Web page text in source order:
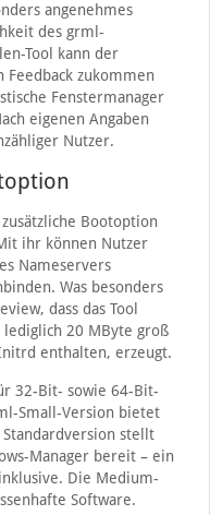
angenehmes
des grml-
Tool kann der
Feedback zukommen
Fenstermanager
eigenen Angaben
Nutzer.
Bootoption
ihr können Nutzer
Nameservers
Was besonders
dass das Tool
20 MByte groß
enthalten, erzeugt.
32-Bit- sowie 64-Bit-
Small-Version bietet
stellt
Manager bereit – ein
Die Medium-
Software.